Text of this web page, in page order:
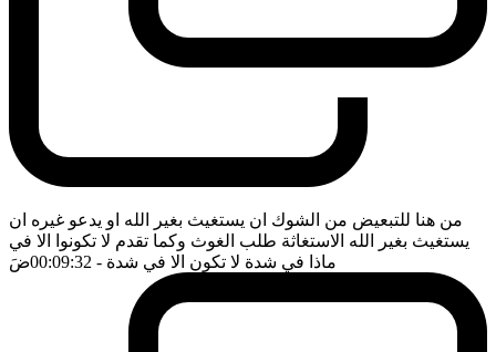
من هنا للتبعيض من الشوك ان يستغيث بغير الله او يدعو غيره ان
يستغيث بغير الله الاستغاثة طلب الغوث وكما تقدم لا تكونوا الا في
ماذا في شدة لا تكون الا في شدة - 00:09:32 ضَ